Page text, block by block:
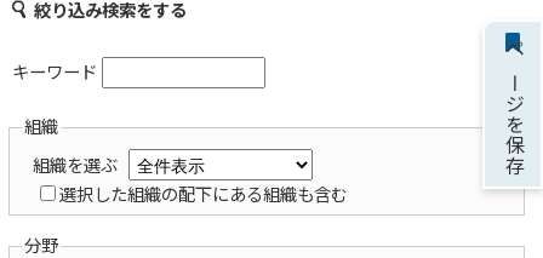
絞り込み検索をする
キーワード
組織
組織を選ぶ
選択した組織の配下にある組織も含む
分野
ページを保存